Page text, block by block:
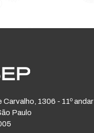
Carvalho, 1306 - 11º andar
Paulo